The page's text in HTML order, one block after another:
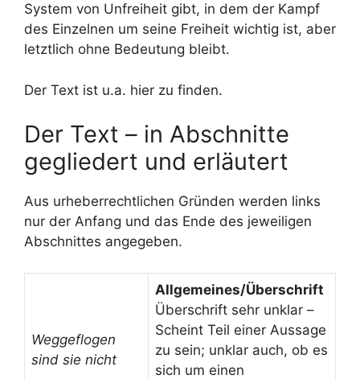
System von Unfreiheit gibt, in dem der Kampf
des Einzelnen um seine Freiheit wichtig ist, aber
letztlich ohne Bedeutung bleibt.
Der Text ist u.a. hier zu finden.
Der Text – in Abschnitte
gegliedert und erläutert
Aus urheberrechtlichen Gründen werden links
nur der Anfang und das Ende des jeweiligen
Abschnittes angegeben.
Weggeflogen
sind sie nicht
Allgemeines/Überschrift
Überschrift sehr unklar –
Scheint Teil einer Aussage
zu sein; unklar auch, ob es
sich um einen